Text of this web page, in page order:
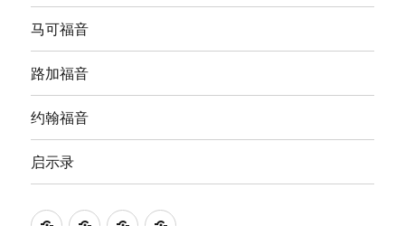
马可福音
路加福音
约翰福音
启示录